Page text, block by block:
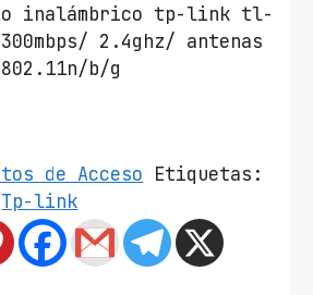
inalámbrico tp-link tl-
2.4ghz/ antenas
b/g
de Acceso Etiquetas:
Tp-link